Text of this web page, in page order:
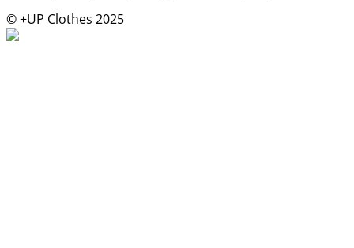
© +UP Clothes 2025